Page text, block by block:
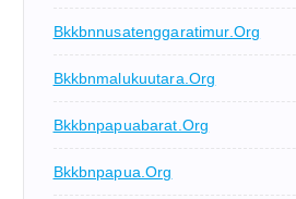
Bkkbnnusatenggaratimur.org
Bkkbnmalukuutara.org
Bkkbnpapuabarat.org
Bkkbnpapua.org